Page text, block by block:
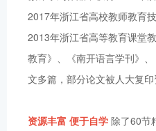
2017年浙江省高校教师教育
2013年浙江省高等教育课堂
教育》、《南开语言学刊》
文多篇，部分论文被人大复印
资源丰富 便于自学 除了60节